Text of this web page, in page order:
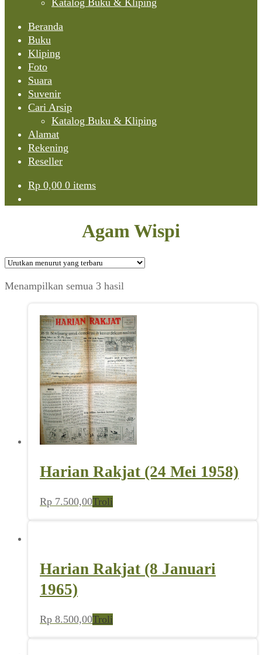
Katalog Buku & Kliping
Beranda
Buku
Kliping
Foto
Suara
Suvenir
Cari Arsip
Katalog Buku & Kliping
Alamat
Rekening
Reseller
Rp 0,00 0 items
Agam Wispi
Menampilkan semua 3 hasil
yang
terbaru
Harian Rakjat (24 Mei 1958)
Rp 7.500,00Troli
Harian Rakjat (8 Januari
1965)
Rp 8.500,00Troli